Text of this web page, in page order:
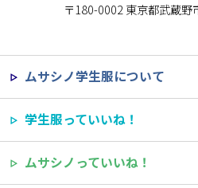
〒180-0002 東京都武蔵
ムサシノ学生服について
学生服っていいね！
ムサシノっていいね！